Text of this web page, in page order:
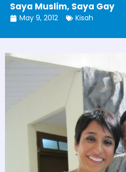
Saya Muslim, Saya Gay
May 9, 2012 Kisah